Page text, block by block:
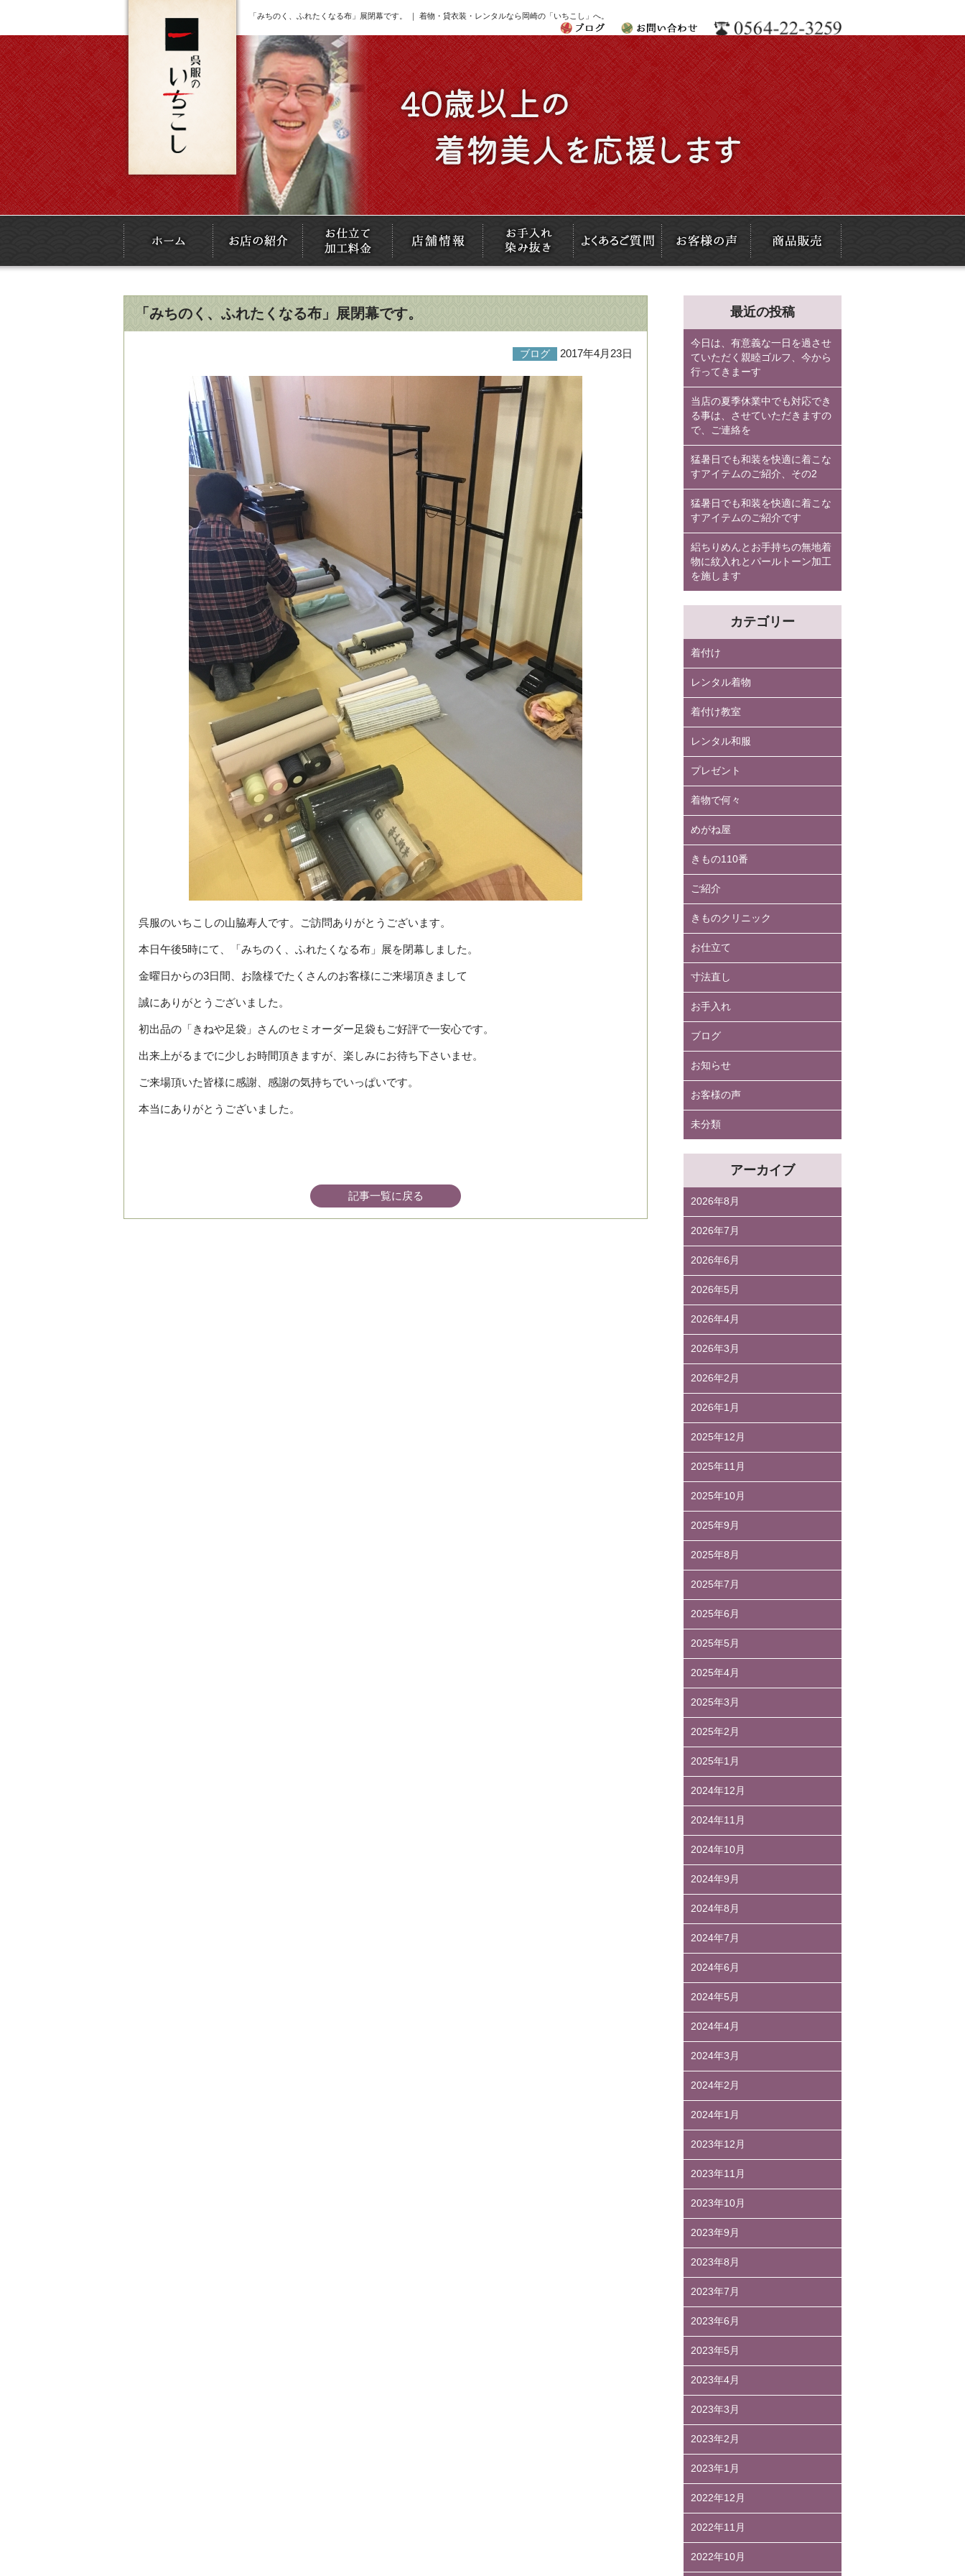
「みちのく、ふれたくなる布」展閉幕です。 ｜ 着物・貸衣装・レンタルなら岡崎の「いちこし」へ。
「みちのく、ふれたくなる布」展閉幕です。
ブログ 2017年4月23日
呉服のいちこしの山脇寿人です。ご訪問ありがとうございます。
本日午後5時にて、「みちのく、ふれたくなる布」展を閉幕しました。
金曜日からの3日間、お陰様でたくさんのお客様にご来場頂きまして
誠にありがとうございました。
初出品の「きねや足袋」さんのセミオーダー足袋もご好評で一安心です。
出来上がるまでに少しお時間頂きますが、楽しみにお待ち下さいませ。
ご来場頂いた皆様に感謝、感謝の気持ちでいっぱいです。
本当にありがとうございました。
記事一覧に戻る
最近の投稿
今日は、有意義な一日を過させ
ていただく親睦ゴルフ、今から
行ってきまーす
当店の夏季休業中でも対応でき
る事は、させていただきますの
で、ご連絡を
猛暑日でも和装を快適に着こな
すアイテムのご紹介、その2
猛暑日でも和装を快適に着こな
すアイテムのご紹介です
絽ちりめんとお手持ちの無地着
物に紋入れとパールトーン加工
を施します
カテゴリー
着付け
レンタル着物
着付け教室
レンタル和服
プレゼント
着物で何々
めがね屋
きもの110番
ご紹介
きものクリニック
お仕立て
寸法直し
お手入れ
ブログ
お知らせ
お客様の声
未分類
アーカイブ
2026年8月
2026年7月
2026年6月
2026年5月
2026年4月
2026年3月
2026年2月
2026年1月
2025年12月
2025年11月
2025年10月
2025年9月
2025年8月
2025年7月
2025年6月
2025年5月
2025年4月
2025年3月
2025年2月
2025年1月
2024年12月
2024年11月
2024年10月
2024年9月
2024年8月
2024年7月
2024年6月
2024年5月
2024年4月
2024年3月
2024年2月
2024年1月
2023年12月
2023年11月
2023年10月
2023年9月
2023年8月
2023年7月
2023年6月
2023年5月
2023年4月
2023年3月
2023年2月
2023年1月
2022年12月
2022年11月
2022年10月